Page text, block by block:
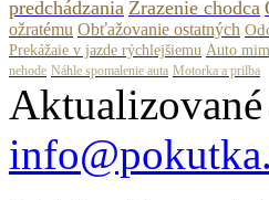
predchádzania Zrazenie chodca
ožratému Obťažovanie ostatných
Prekážaie v jazde rýchlejšiemu Auto
nehode Náhle spomalenie auta Motorka a prilba
Aktualizované